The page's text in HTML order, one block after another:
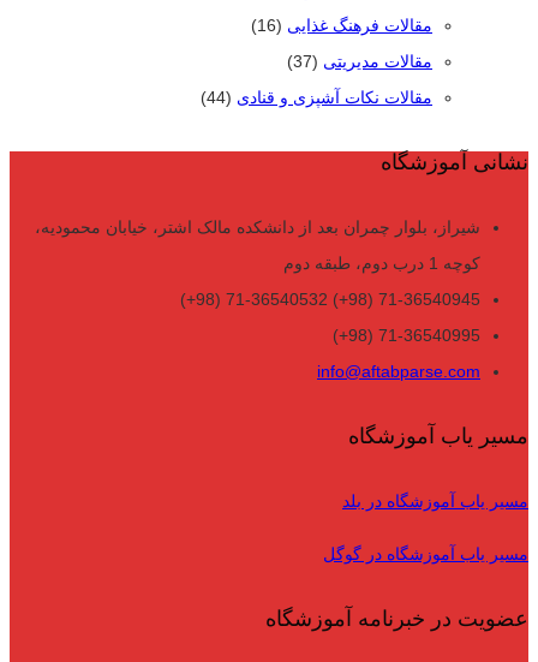
مقالات فرهنگ غذایی (16)
مقالات مدیریتی (37)
مقالات نکات آشپزی و قنادی (44)
نشانی آموزشگاه
شیراز، بلوار چمران بعد از دانشکده مالک اشتر، خیابان محمودیه،
کوچه 1 درب دوم، طبقه دوم
71-36540945 (98+) 71-36540532 (98+)
71-36540995 (98+)
info@aftabparse.com
مسیر یاب آموزشگاه
مسیر یاب آموزشگاه در بلد
مسیر یاب آموزشگاه در گوگل
عضویت در خبرنامه آموزشگاه